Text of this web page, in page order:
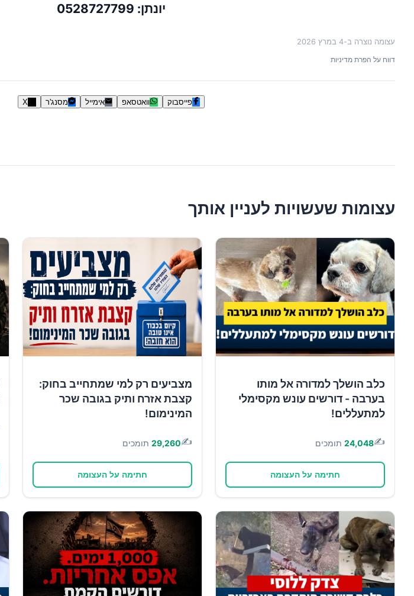
יונתן: 0528727799
עצומה נוצרה ב-4 במרץ 2026
דווח על הפרת מדיניות
פייסבוק וואטסאפ אימייל מסנג'ר X
עצומות שעשויות לעניין אותך
כלב הושלך למדורה אל מותו
בערבה - דורשים עונש מקסימלי
למתעללים!
✍️
24,048 תומכים
חתימה על העצומה
מצביעים רק למי שמתחייב בחוק:
קצבת אזרח ותיק בגובה שכר
המינימום!
✍️
29,260 תומכים
חתימה על העצומה